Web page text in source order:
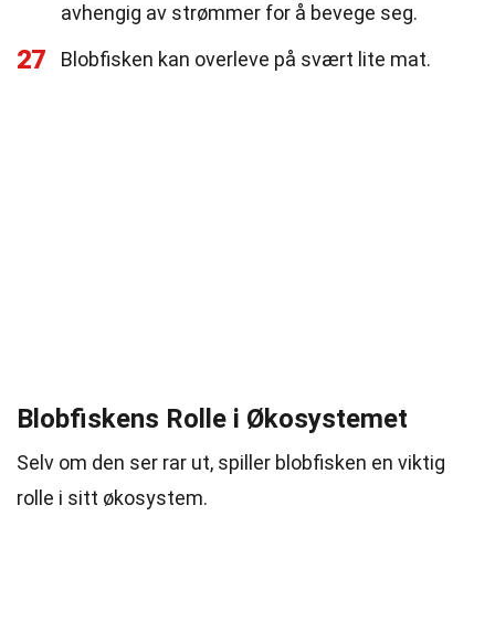
avhengig av strømmer for å bevege seg.
27 Blobfisken kan overleve på svært lite mat.
Blobfiskens Rolle i Økosystemet
Selv om den ser rar ut, spiller blobfisken en viktig
rolle i sitt økosystem.